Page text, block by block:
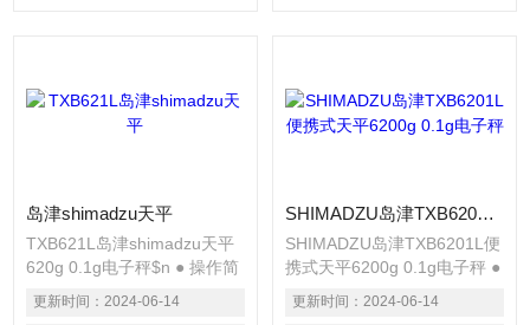
使用寿命长（20.000~30.000
态。
岛津shimadzu天平
TXB621L岛津shimadzu天平
620g 0.1g电子秤$n ● 操作简
单的键盘设计 $n的菜单操作
键从用键中独立出来。使用十
更新时间： 2024-06-14
SHIMADZU岛津TXB6201L便携式天平6200g 0.1g电子秤
SHIMADZU岛津TXB6201L便
携式天平6200g 0.1g电子秤 ●
操作简单的键盘设计 的菜单
操作键从用键中独立出来。使
更新时间： 2024-06-14